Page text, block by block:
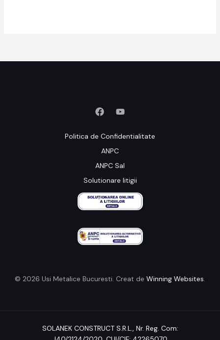
Politica de Confidentialitate
ANPC
ANPC Sal
Solutionare litigii
© 2026 Usi Metalice Bucuresti. Creat de Winning Websites.
SOLANEK CONSTRUCT S.R.L., Nr. Reg. Com: